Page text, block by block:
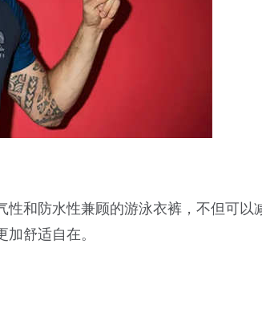
和防水性兼顾的游泳衣裤，不但可以
舒适自在。